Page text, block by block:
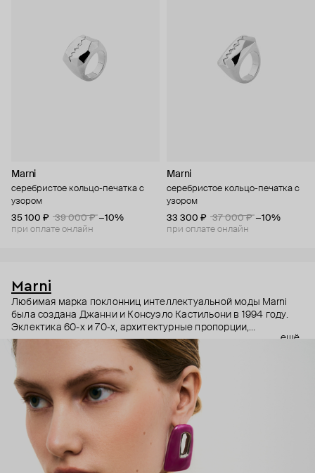
Marni
серебристое кольцо-печатка с
узором
35 100 ₽
39 000 ₽ −10%
при оплате онлайн
Marni
серебристое кольцо-печатка с
узором
33 300 ₽
37 000 ₽ −10%
при оплате онлайн
Marni
Любимая марка поклонниц интеллектуальной моды Marni
была создана Джанни и Консуэло Кастильони в 1994 году.
Эклектика 60-х и 70-х, архитектурные пропорции,
необычный взгляд на простые силуэты и, разумеется,
заметные украшения – Дом Marni уже двадцать лет верен
своему неподражаемому почерку, а коллаборации с
молодыми художниками привносят в него новые штрихи.
ещё